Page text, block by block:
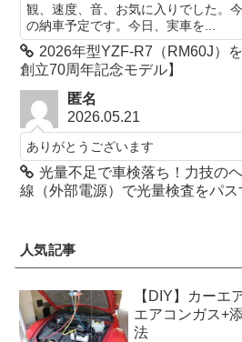
観、速度、音、お気に入りでした。
の納車予定です。今日、実車を...
2026年型YZF-R7（RM60J）
創立70周年記念モデル】
匿名
2026.05.21
ありがとうございます
光量不足で車検落ち！力技の
線（外部電源）で光量検査をパス
人気記事
【DIY】カーエ
エアコンガス+
法